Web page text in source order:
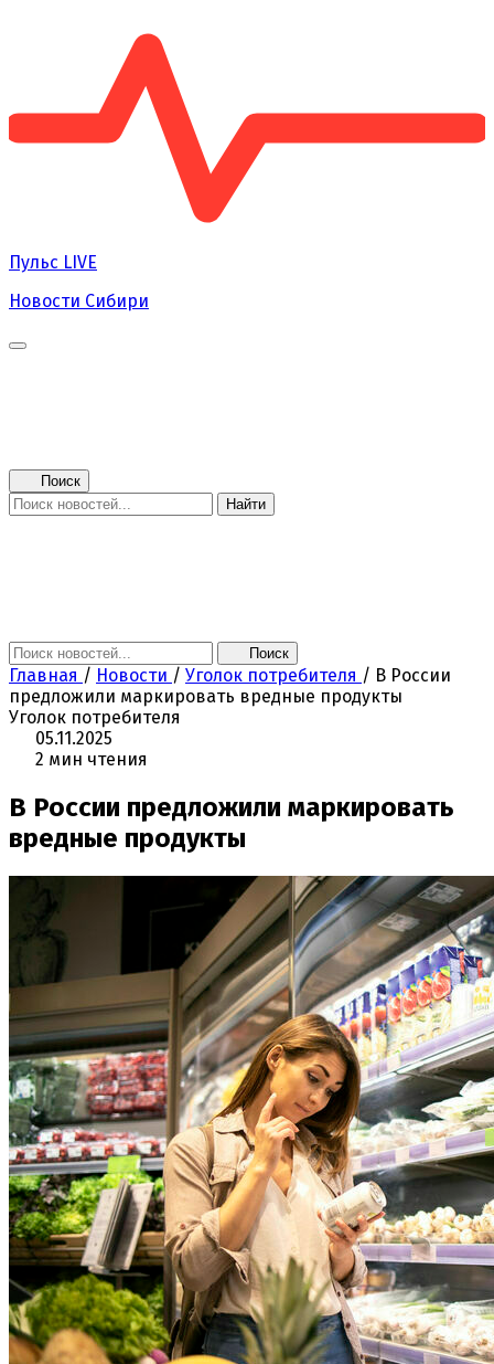
Пульс LIVE
Новости Сибири
Поиск
Найти
Поиск
Главная / Новости / Уголок потребителя / В России
предложили маркировать вредные продукты
Уголок потребителя
05.11.2025
2 мин чтения
В России предложили маркировать
вредные продукты